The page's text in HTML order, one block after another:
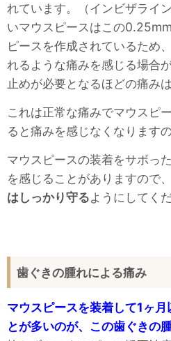
れています。（インビザライ
いマウスピースはこの
ピースを作成されているため
れるような痛みを感じる場合
止めが必要となるほどの痛み
これは正常な痛みでマウスピ
ると痛みを感じなくなります
マウスピースの装着をサボっ
を感じることがありますので、
はしっかり守るようにしてく
歯ぐきの腫れによる痛み
マウスピースを装着して1ヶ
とが多いのが、この歯ぐきの